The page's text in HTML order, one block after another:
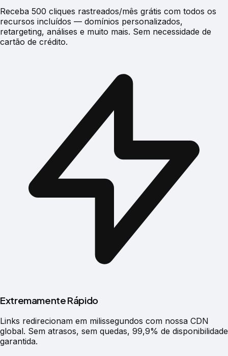
Receba 500 cliques rastreados/mês grátis com todos os
recursos incluídos — domínios personalizados,
retargeting, análises e muito mais. Sem necessidade de
cartão de crédito.
Extremamente Rápido
Links redirecionam em milissegundos com nossa CDN
global. Sem atrasos, sem quedas, 99,9% de disponibilidade
garantida.